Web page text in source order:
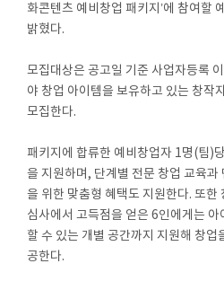
화콘텐츠 예비창업 패키지’에 참여할
밝혔다.
모집대상은 공고일 기준 사업자등록
야 창업 아이템을 보유하고 있는 창작
모집한다.
패키지에 합류한 예비창업자 1명(팀)
을 지원하며, 단계별 전문 창업 교육과
을 위한 맞춤형 혜택도 지원한다. 또한
심사에서 고득점을 얻은 6인에게는
할 수 있는 개별 공간까지 지원해 창업
공한다.